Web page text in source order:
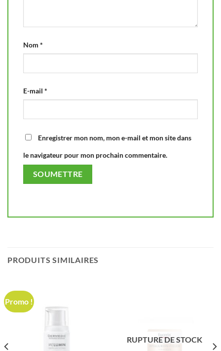
Nom *
E-mail *
Enregistrer mon nom, mon e-mail et mon site dans
le navigateur pour mon prochain commentaire.
PRODUITS SIMILAIRES
Promo !
RUPTURE DE STOCK